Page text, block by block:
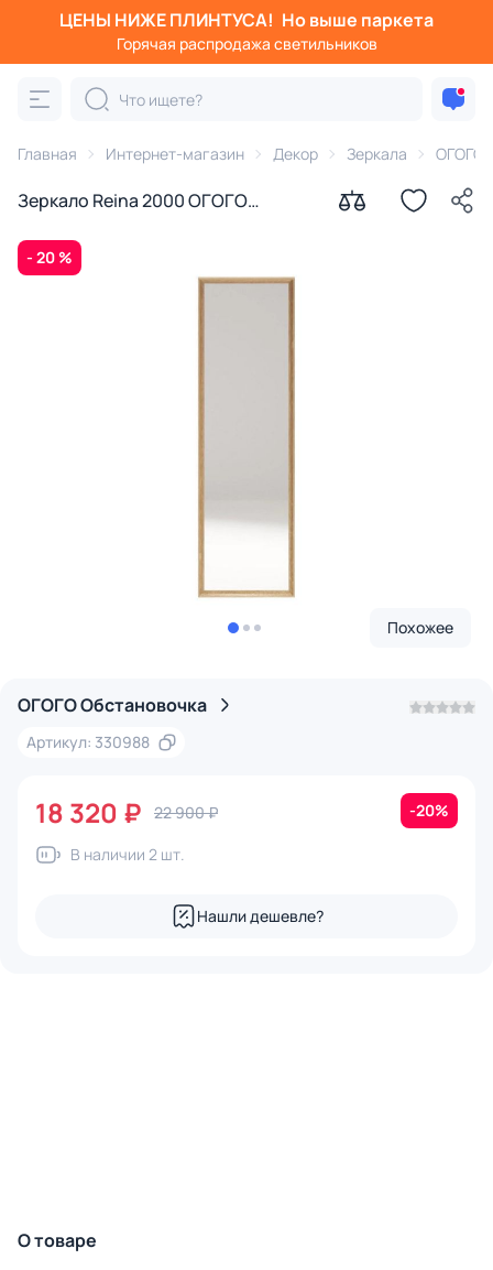
ЦЕНЫ НИЖЕ ПЛИНТУСА! Но выше паркета
Горячая распродажа светильников
Главная Интернет-магазин Декор Зеркала ОГОГО
Зеркало Reina 2000 ОГОГО
1759719
- 20 %
Похожее
ОГОГО Обстановочка
Артикул: 330988
18 320 ₽ 22 900 ₽ -20%
В наличии 2 шт.
Нашли дешевле?
О товаре